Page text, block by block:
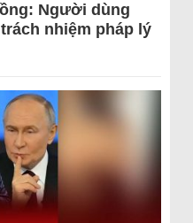
Người dùng
nhiệm pháp lý